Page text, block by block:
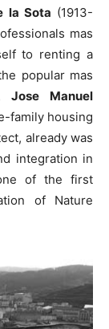
la Sota (1913-
mas
to renting a
popular mas
Jose Manuel
family housing
already was
integration in
of the first
of Nature